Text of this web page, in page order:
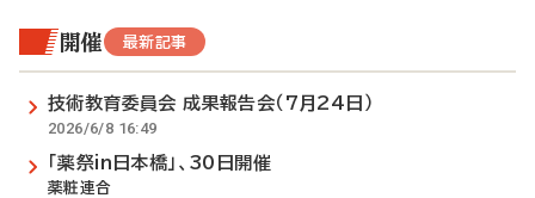
開催 最新記事
技術教育委員会 成果報告会（7月24日）
2026/6/8 16:49
「薬祭in日本橋」、30日開催
薬粧連合